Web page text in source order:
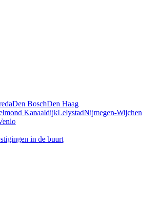
Den BoschDen Haag
KanaaldijkLelystadNijmegen-Wijchen
in de buurt